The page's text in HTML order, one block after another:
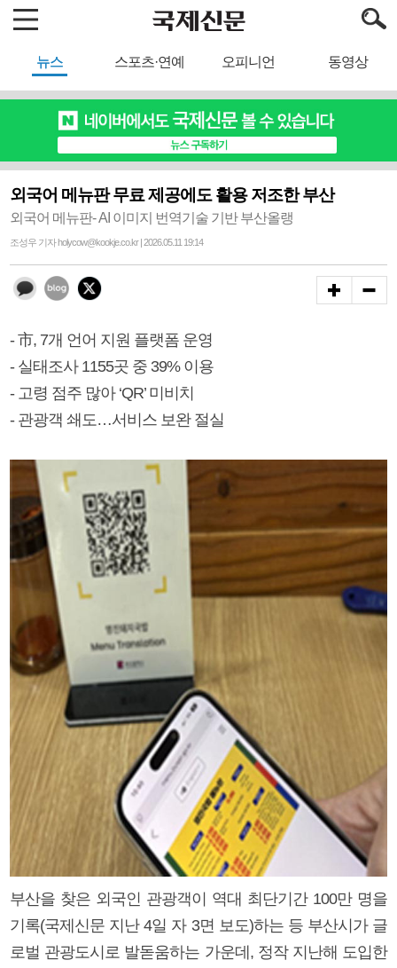
뉴스 스포츠·연예 오피니언 동영상
외국어 메뉴판 무료 제공에도 활용 저조한 부산
외국어 메뉴판- AI 이미지 번역기술 기반 부산올랭
조성우 기자 holycow@kookje.co.kr | 2026.05.11 19:14
- 市, 7개 언어 지원 플랫폼 운영
- 실태조사 1155곳 중 39% 이용
- 고령 점주 많아 ‘QR’ 미비치
- 관광객 쇄도…서비스 보완 절실
부산을 찾은 외국인 관광객이 역대 최단기간 100만 명을
기록(국제신문 지난 4일 자 3면 보도)하는 등 부산시가 글
로벌 관광도시로 발돋움하는 가운데, 정작 지난해 도입한